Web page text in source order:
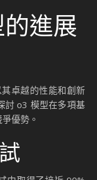
進展
卓越的性能和創新
討 o3 模型在多項基
優勢。